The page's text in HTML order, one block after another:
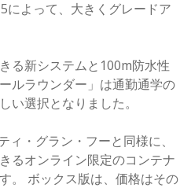
によって、大きくグレードア
る新システムと100m防水性
ルラウンダー」は通勤通学の
い選択となりました。
・グラン・フーと同様に、
るオンライン限定のコンテナ
。 ボックス版は、価格はその